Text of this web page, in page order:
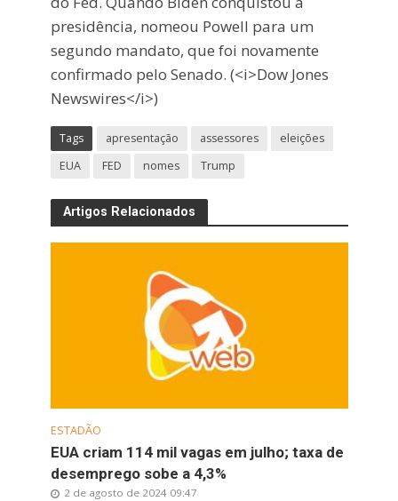
presidência, nomeou Powell para um
segundo mandato, que foi novamente
confirmado pelo Senado. (<i>Dow Jones
Newswires</i>)
Tags apresentação assessores
eleições
EUA
FED nomes Trump
Artigos Relacionados
ESTADÃO
EUA criam 114 mil vagas em julho; taxa de
desemprego sobe a 4,3%
2 de agosto de 2024 09:47